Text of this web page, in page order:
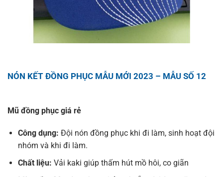
NÓN KẾT ĐỒNG PHỤC MẪU MỚI 2023 – MẪU SỐ 12
Mũ đồng phục giá rẻ
Công dụng: Đội nón đồng phục khi đi làm, sinh hoạt đội
nhóm và khi đi làm.
Chất liệu: Vải kaki giúp thấm hút mồ hôi, co giãn